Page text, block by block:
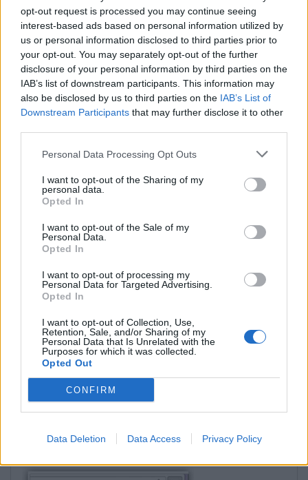
opt-out request is processed you may continue seeing
interest-based ads based on personal information utilized by
us or personal information disclosed to third parties prior to
your opt-out. You may separately opt-out of the further
disclosure of your personal information by third parties on the
IAB’s list of downstream participants. This information may
also be disclosed by us to third parties on the IAB’s List of
Downstream Participants that may further disclose it to other
Personal Data Processing Opt Outs
I want to opt-out of the Sharing of my
personal data.
Opted In
I want to opt-out of the Sale of my
Personal Data.
Opted In
I want to opt-out of processing my
Personal Data for Targeted Advertising.
Opted In
I want to opt-out of Collection, Use,
Retention, Sale, and/or Sharing of my
Personal Data that Is Unrelated with the
Purposes for which it was collected.
Opted Out
CONFIRM
Data Deletion Data Access Privacy Policy
Skyriuje HistorynustatykiteFirefox will: Use
custom settings for history,
Varnele pažymėkiteAccept cookies from
sites,
Įsitikinkite, arAccept third party cookies
isnėra nustatytaNever,
Pasirinkite, kurį laiką slapukai bus leidžiami:
Keep until: they expire:Visi slapukai bus
pašalinami kai baigsis jų galiojimo laikas,
Keep until: I close Firefox: Slapukai, išsaugoti
Jūsų kompiuteryje, bus pašalinti, kai
Keep until: ask me every time:
Bus panešama
kiekvieną kartą, kai tinklalapis bandys atsiųsti
slapuką ir pateiks užklausą, ar pageidaujate jį
saugoti.
uždarykiteOptionslangą.
Chrome 38.x
AtidarykiteGoogle Chromenaršyklę,
Spauskite Chrome meniu piktogramą
Iškrentančiame meniu pasirinkiteSettings